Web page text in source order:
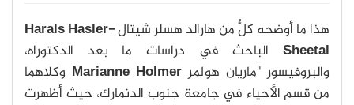
هذا ما أوضحه كلٌّ من هارالد هسلر شيتالHarals Hasler-
Sheetal الباحث في دراسات ما بعد الدكتوراه،
والبروفيسور "ماريان هولمر Marianne Holmer وكلاهما
من قسم الأحياء في جامعة جنوب الدنمارك، حيث أظهرت